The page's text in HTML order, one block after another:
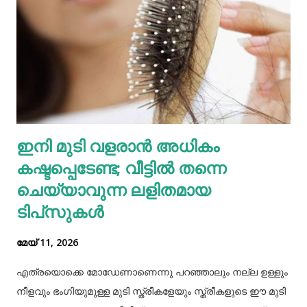
ഭയങ്കരമായ നിരവധി യുദ്ധങ്ങൾ ചെയ്യാൻ ശീലിച്ച
അത്തരമൊരു സമർത്ഥനായ സൈനികൻ്റെ
വ്യക്തിപരമായ ഭയത്തെക്കുറിച്ച് ശത്രു ക്യാമ്പ് ഒരിക്കൽ
മനസ്സിലാക്കി. ഒരു ചങ്ങലയിൽ ബന്ധിച്ച 500 പൂച്ചകളെ
ശത്രുക്യാമ്പ് അവരുടെ സൈന്യത്തിൻ്റെ മുൻനിരയിൽ
നിർത്തി. ഈ പൂച്ചകളെ കണ്ട് നെപ്പോളിയൻ പിൻവാങ്ങാൻ
തുടങ്ങി, പിടിക്കപ്പെട്ടു, യുദ്ധത്തിൽ പരാജയപ്പെട്ടു, ഒടുവിൽ
മരണത്തെ അഭിമുഖീകരിച്ചു. മറ്റൊരു കഥയുണ്ട്. ഒരിക്കൽ ഒരു
പ്രേതം ഒരു മനുഷ്യനെ പിടികൂടി. പ്രേ...
ഇനി മുടി വളരാൻ അധികം
കഷ്ടപ്പെടേണ്ട; വീട്ടിൽ തന്നെ
ചെയ്യാവുന്ന ലളിതമായ
ടിപ്‌സുകൾ
മേയ് 11, 2026
എത്രയൊക്കെ മോഡേണാണെന്നു പറഞ്ഞാലും നല്ല ഉള്ളും
നീളവും ഭംഗിയുമുള്ള മുടി സ്ത്രീകളേയും സ്ത്രീകളുടെ ഈ മുടി